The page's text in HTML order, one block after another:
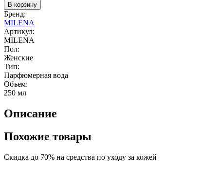
В корзину
Бренд:
MILENA
Артикул:
MILENA
Пол:
Женские
Тип:
Парфюмерная вода
Объем:
250 мл
Описание
Похожие товары
Скидка до 70% на средства по уходу за кожей